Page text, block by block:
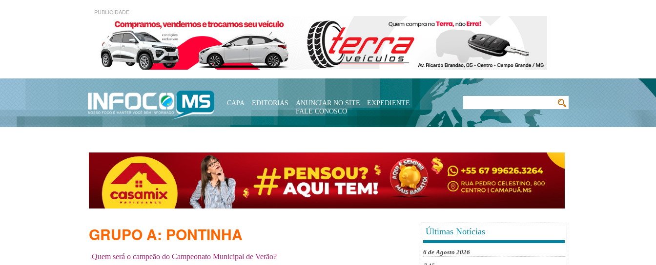
PUBLICIDADE
CAPA EDITORIAS ANUNCIAR NO SITE
EXPEDIENTE
FALE CONOSCO
Últimas Notícias
6 de Agosto 2026
GRUPO A: PONTINHA
Quem será o campeão do Campeonato Municipal de Verão?